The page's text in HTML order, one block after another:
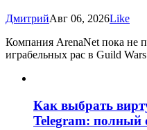
ДмитрийАвг 06, 2026Like
Компания ArenaNet пока не
играбельных рас в Guild
Как выбрать
Telegram: полный